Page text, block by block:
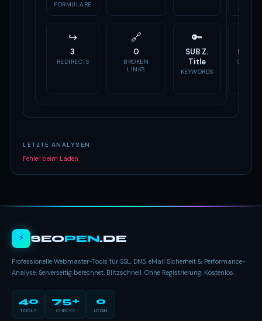
FORMULARE
↪
3
REDIRECTS
🔗
0
BROKEN
LINKS
🔑
SUB Z.
Title
KEYWORDS
5 Tags
OG
LETZTE ANALYSEN
Fehler beim Laden
⚡ SEOPEN.DE
Professionelle Webmaster-Tools für SSL, DNS, eMail Sicherheit & Performance-
Analyse. Serverseitig berechnet. Blitzschnell. Ohne Registrierung. Kostenlos.
40
TOOLS
75+
CHECKS
0
LOGIN